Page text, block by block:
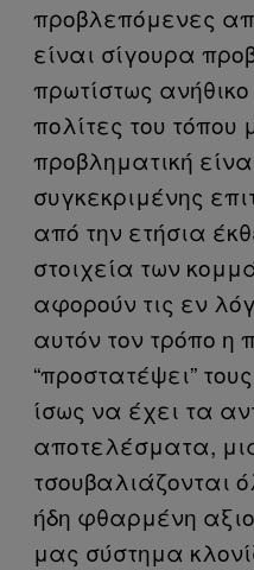
προβλεπόμενες
είναι σίγουρα
πρωτίστως
πολίτες του τόπου
προβληματική
συγκεκριμένης
από την ετήσια
στοιχεία των
αφορούν τις εν
αυτόν τον τρόπο η
“προστατέψει”
ίσως να έχει τα
αποτελέσματα,
τσουβαλιάζονται
ήδη φθαρμένη
μας σύστημα